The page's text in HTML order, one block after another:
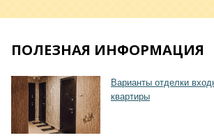
ПОЛЕЗНАЯ ИНФОРМАЦИЯ
Варианты отделки
квартиры